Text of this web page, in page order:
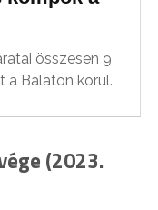
összesen 9
a Balaton körül.
(2023.